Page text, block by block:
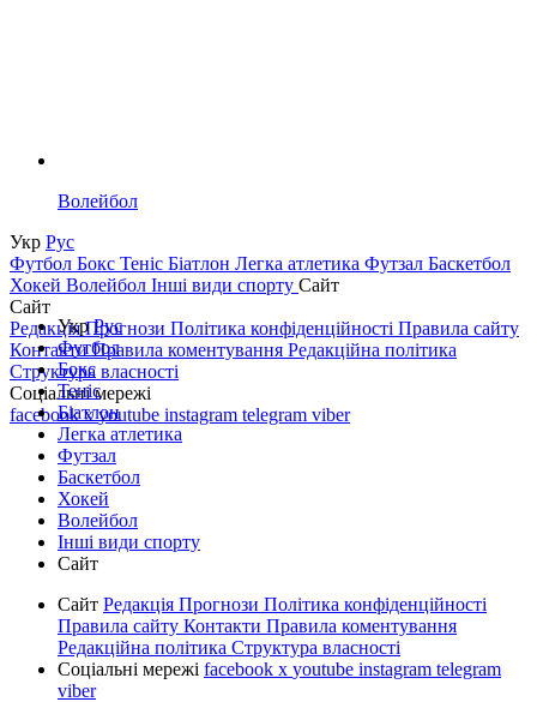
Волейбол
Укр Рус
Футбол Бокс Теніс Біатлон Легка атлетика Футзал Баскетбол
Хокей Волейбол Інші види спорту Сайт
Сайт
РедакціяПрогнози Політика конфіденційності Правила сайту
КонтактиПравила коментування Редакційна політика
Структура власності
Соціальні мережі
facebookxyoutube instagram telegram viber
УкрРус
Футбол
Бокс
Теніс
Біатлон
Легка атлетика
Футзал
Баскетбол
Хокей
Волейбол
Інші види спорту
Сайт
Сайт Редакція Прогнози Політика конфіденційності
Правила сайту Контакти Правила коментування
Редакційна політика Структура власності
Соціальні мережі facebook x youtube instagram telegram
viber